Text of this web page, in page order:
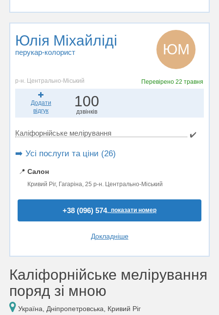
Юлія Міхайліді
перукар-колорист ЮМ
р-н. Центрально-Міський Перевірено22 травня
Додати
відгук
100
дзвінків
Каліфорнійське мелірування ✔️
➡️ Усі послуги та ціни (26)
📍 Салон
Кривий Ріг, Гагаріна, 25 р-н. Центрально-Міський
+38 (096) 574..показати номер
Докладніше
Каліфорнійське мелірування
поряд зі мною
Україна, Дніпропетровська, Кривий Ріг